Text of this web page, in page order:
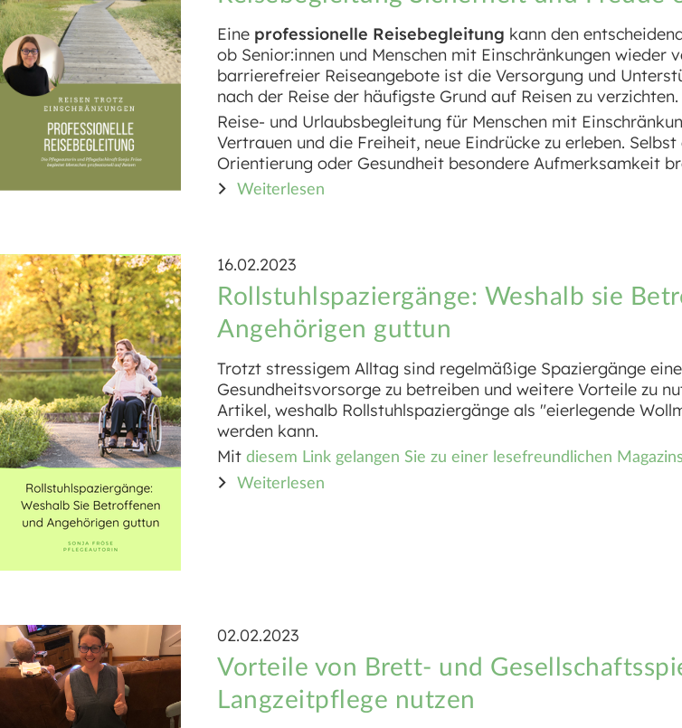
Eine professionelle Reisebegleitung kann den
ob Senior:innen und Menschen mit Einschränkungen wieder
barrierefreier Reiseangebote ist die Versorgung und
nach der Reise der häufigste Grund auf Reisen zu verzichten.
Reise- und Urlaubsbegleitung für Menschen mit
Vertrauen und die Freiheit, neue Eindrücke zu erleben.
Orientierung oder Gesundheit besondere Aufmerksamkeit
Weiterlesen
16.02.2023
Rollstuhlspaziergänge: Weshalb sie
Angehörigen guttun
Trotzt stressigem Alltag sind regelmäßige Spaziergänge
Gesundheitsvorsorge zu betreiben und weitere Vorteile zu
Artikel, weshalb Rollstuhlspaziergänge als "eierlegende
werden kann.
Mit diesem Link gelangen Sie zu einer lesefreundlichen
Weiterlesen
02.02.2023
Vorteile von Brett- und
Langzeitpflege nutzen